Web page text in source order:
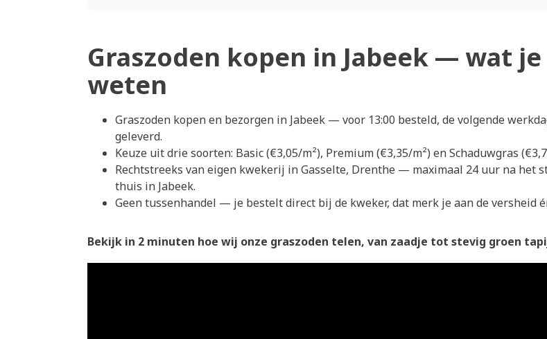
Graszoden kopen in Jabeek — wat
weten
Graszoden kopen en bezorgen in Jabeek — voor 13:00 besteld, de volgende
geleverd.
Keuze uit drie soorten: Basic (€3,05/m²), Premium (€3,35/m²) en Schaduwgras
Rechtstreeks van eigen kwekerij in Gasselte, Drenthe — maximaal 24 uur na het
thuis in Jabeek.
Geen tussenhandel — je bestelt direct bij de kweker, dat merk je aan de versheid
Bekijk in 2 minuten hoe wij onze graszoden telen, van zaadje tot stevig groen